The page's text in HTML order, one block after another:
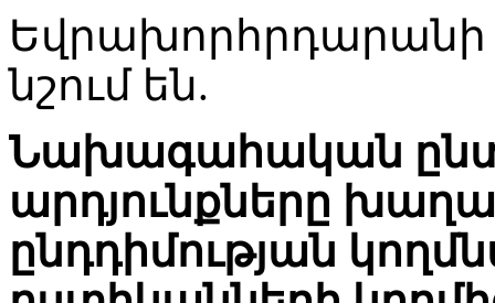
նշում են.
Նախագահական
արդյունքները
ընդդիմության